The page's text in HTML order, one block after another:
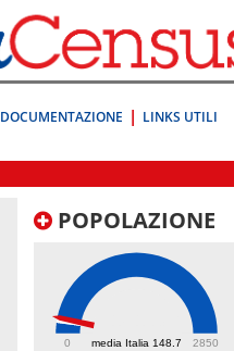
DOCUMENTAZIONE LINKS UTILI
POPOLAZIONE
media Italia 148.7
0 2850